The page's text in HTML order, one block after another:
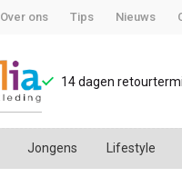
Over ons Tips Nieuws
14 dagen
Jongens Lifestyle